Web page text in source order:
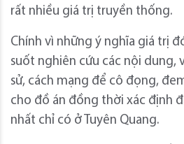
rất nhiều giá trị truyền thống.
Chính vì những ý nghĩa giá trị
suốt nghiên cứu các nội dung,
sử, cách mạng để cô đọng,
cho đồ án đồng thời xác định
nhất chỉ có ở Tuyên Quang.